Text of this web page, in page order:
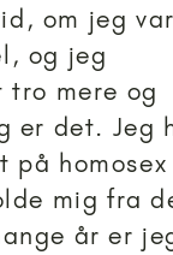
om jeg var
og jeg
tro mere og
er det. Jeg
homosex
mig fra
år er